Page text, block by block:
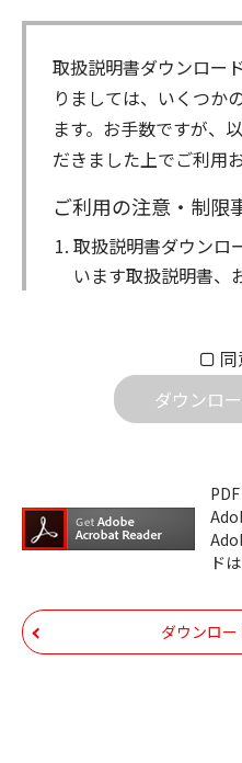
取扱説明書ダウンロー
りましては、いくつか
ます。お手数ですが、
だきました上でご利用
ご利用の注意・制限
取扱説明書ダウンロ
います取扱説明書、
属します。ダウンロ
個人が本来の目的で
ですが、権利者の許
ダウンロードし
貸、改変、公衆
化することはでき
いは無償を問わ
使用させる事がで
ダウンロ
ド
ダウンロ